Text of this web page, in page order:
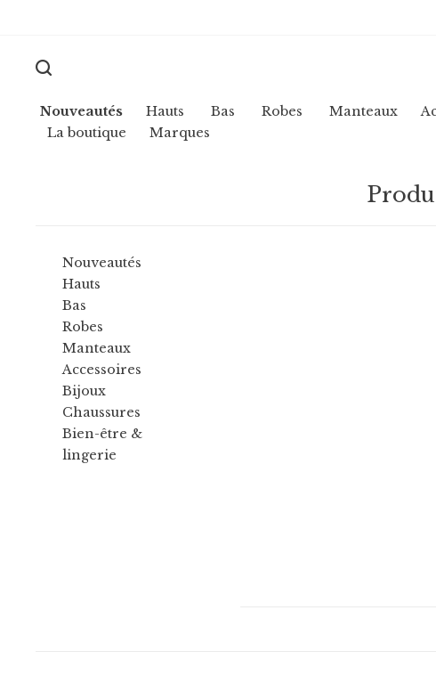
Nouveautés Hauts Bas Robes Manteaux
La boutique
Marques
Nouveautés
Hauts
Bas
Robes
Manteaux
Accessoires
Bijoux
Chaussures
Bien-être &
lingerie